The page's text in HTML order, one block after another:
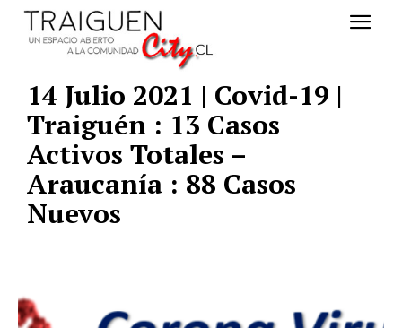
14 Julio 2021 | Covid-19 |
Traiguén : 13 Casos
Activos Totales –
Araucanía : 88 Casos
Nuevos